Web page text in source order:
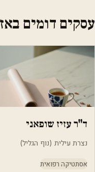
עסקים דומים
ד"ר עזיז שופאני
נצרת עילית (נוף הגליל)
אסתטיקה רפואית